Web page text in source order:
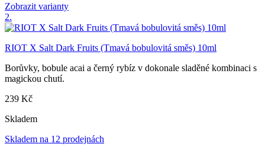
Zobrazit varianty
2.
RIOT X Salt Dark Fruits (Tmavá bobulovitá směs) 10ml
Borůvky, bobule acai a černý rybíz v dokonale sladěné kombinaci s
magickou chutí.
239 Kč
Skladem
Skladem na 12 prodejnách